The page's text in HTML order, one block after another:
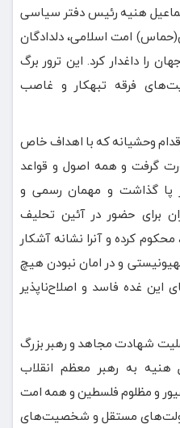
هنیه رئیس دفتر سیاسی
امت اسلامی، دلدادگان
را داغدار کرد. این ترور برگ
فرقه تبهکار و غاصب
وحشیانه که با اهداف خاص
گرفت و همه اصول و قواعد
پا گذاشت و مهمان رسمی و
برای حضور در آئین تحلیف
کرده و آنرا نشانه آشکار
و در امان نبودن هیچ
این غده فاسد و اصلاح‌ناپذیر
شهادت مجاهد و رهبر بزرگ
به رهبر معظم انقلاب
و مظلوم فلسطین و همه امت
مستقل و شخصیت‌های